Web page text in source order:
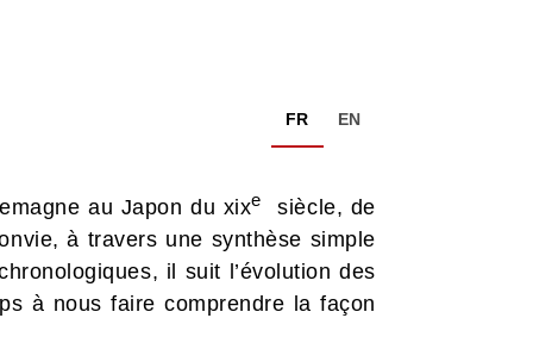
FR EN
au Japon du xixe
siècle, de
à travers une synthèse simple
il suit l’évolution des
à nous faire comprendre la façon